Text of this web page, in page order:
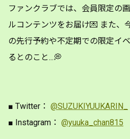
ファンクラブでは、会員限定の
ルコンテンツをお届け💌 また、
の先行予約や不定期での限定イ
るとのこと...💭
■ Twitter： @SUZUKIYUUKARIN_
■ Instagram： @yuuka_chan815